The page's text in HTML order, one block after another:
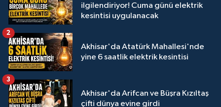
ilgilendiriyor! Cuma günü elektrik
kesintisi uygulanacak
Akhisar'da Atatürk Mahallesi'nde
yine 6 saatlik elektrik kesintisi
2
Akhisar'da Arifcan ve Büşra Kızıltaş
çifti dünya evine girdi
3